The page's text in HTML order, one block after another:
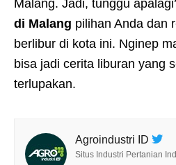
Malang. Jadi, tunggu
di Malang pilihan Anda dan
berlibur di kota ini. Nginep
bisa jadi cerita liburan yang
terlupakan.
Agroindustri ID
Situs Industri Pertanian